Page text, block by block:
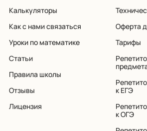
Калькуляторы
Как с нами связаться
Уроки по математике
Статьи
Правила школы
Отзывы
Лицензия
Оферта
Тарифы
к ЕГЭ
к ОГЭ